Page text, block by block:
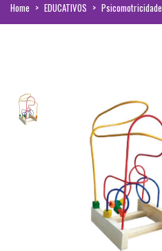
Home > EDUCATIVOS > Psicomotricidade